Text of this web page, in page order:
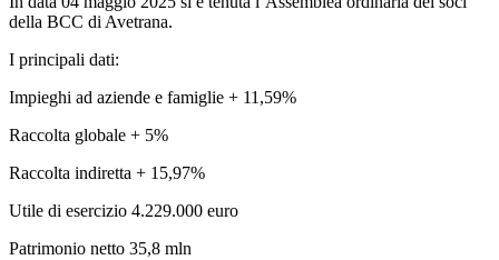
della BCC di Avetrana.
I principali dati:
Impieghi ad aziende e famiglie + 11,59%
Raccolta globale + 5%
Raccolta indiretta + 15,97%
Utile di esercizio 4.229.000 euro
Patrimonio netto 35,8 mln